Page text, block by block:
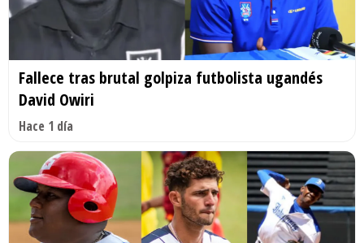
Fallece tras brutal golpiza futbolista ugandés
David Owiri
Hace 1 día